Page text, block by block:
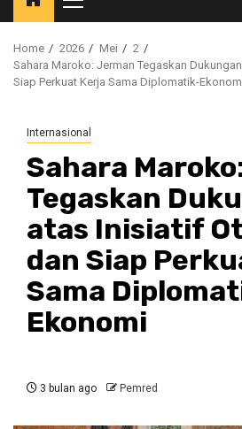
Primary
Menu
Home 2026 Mei
2
Sahara Maroko: Jerman Tegaskan
Siap Perkuat Kerja Sama Diplomatik-
Internasional
Sahara
Tegaskan
atas Inisiatif
dan Siap
Sama
Ekonomi
3 bulan ago Pemred